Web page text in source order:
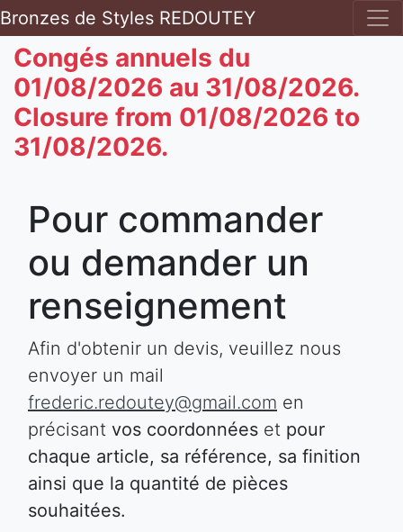
Bronzes de Styles REDOUTEY
Congés annuels du
01/08/2026 au 31/08/2026.
Closure from 01/08/2026 to
31/08/2026.
Pour commander
ou demander un
renseignement
Afin d'obtenir un devis, veuillez nous
envoyer un mail
frederic.redoutey@gmail.com en
précisant vos coordonnées et pour
chaque article, sa référence, sa finition
ainsi que la quantité de pièces
souhaitées.